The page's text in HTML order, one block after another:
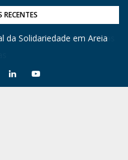
da Solidariedade em Areia